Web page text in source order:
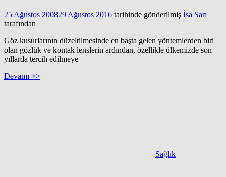
25 Ağustos 200829 Ağustos 2016 tarihinde gönderilmiş İsa Sarı
tarafından
Göz kusurlarının düzeltilmesinde en başta gelen yöntemlerden biri
olan gözlük ve kontak lenslerin ardından, özellikle ülkemizde son
yıllarda tercih edilmeye
Devamı >>
Sağlık